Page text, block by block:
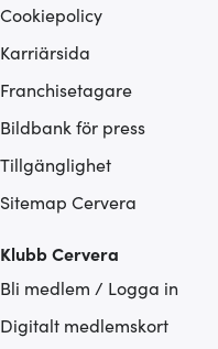
Cookiepolicy
Karriärsida
Franchisetagare
Bildbank för press
Tillgänglighet
Sitemap Cervera
Klubb Cervera
Bli medlem / Logga in
Digitalt medlemskort